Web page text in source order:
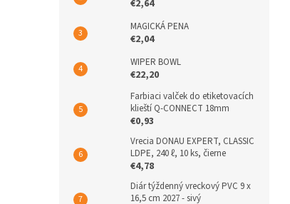
€2,64
MAGICKÁ PENA
€2,04
WIPER BOWL
€22,20
Farbiaci valček do etiketovacích
klieští Q-CONNECT 18mm
€0,93
Vrecia DONAU EXPERT, CLASSIC
LDPE, 240 ℓ, 10 ks, čierne
€4,78
Diár týždenný vreckový PVC 9 x
16,5 cm 2027 - sivý